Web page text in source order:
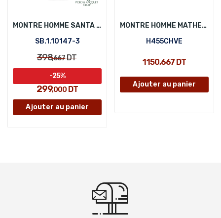
MONTRE HOMME SANTA BARBARA POLO SB.1.10147-3
SB.1.10147-3
398,667DT
299,000 DT
-25%
Ajouter au panier
MONTRE HOMME MATHEY-TISSOT H455CHVE
H455CHVE
1 150,667 DT
Ajouter au panier